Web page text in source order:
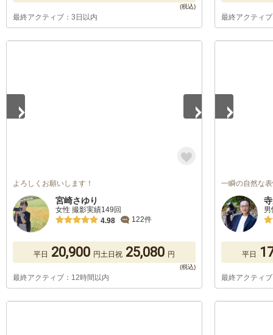
最終アクティブ：3日以内 最終アクティ
よろしくお願いします！
宮崎さゆり
女性 撮影実績149回
4.98
122件
平日 20,900 円土日祝 25,080 円
最終アクティブ：12時間以内
一瞬の自然な
平日
最終アクティ